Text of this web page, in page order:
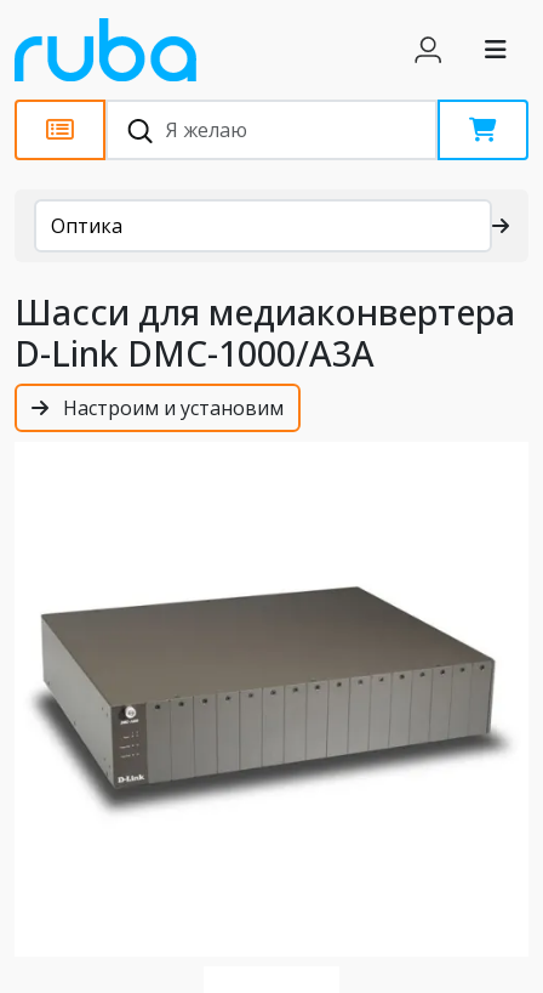
Каталог
Оптика
Шасси для медиаконвертера
D-Link DMC-1000/A3A
Настроим и установим